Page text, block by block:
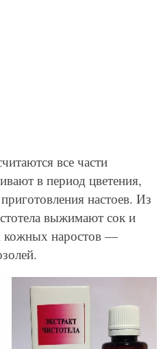
все части
в период цветения,
настоев. Из
выжимают сок и
кожных наростов —